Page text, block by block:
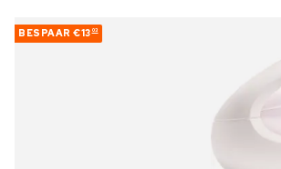
BESPAAR €13 03